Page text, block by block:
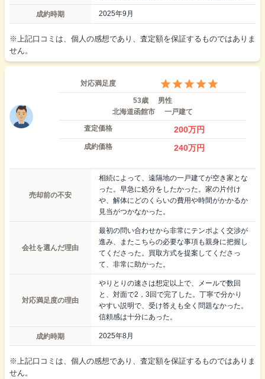
成約時期 2025年9月
※上記口コミは、個人の感想であり、査定額を保証するものではありま
せん。
対応満足度
53歳
男性
北海道函館市
一戸建て
査定価格
200万円
成約価格 240万円
売却前の不安
相続によって、遠隔地の一戸建てが空き家とな
った。早急に処分をしたかった。家の片付け
や、解体にどのくらいの費用や時間がかかるか
見当がつかなかった。
会社を選んだ理由
最初の問い合わせから非常にテンポよく交渉が
進み、またこちらの必要な事項も親身に把握し
てくださった。買取方式を提案してくださっ
て、非常に助かった。
対応満足度の理由
やりとりの速さは想定以上で、メールで数回
と、対面で2，3回で完了した。丁寧で分かり
やすい説明で、受け答えも全く問題なかった。
信頼感は十分にあった。
成約時期 2025年8月
※上記口コミは、個人の感想であり、査定額を保証するものではありま
せん。